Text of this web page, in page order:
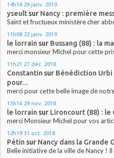
14h16 29 janv. 2019
yseultsur Nancy : première
Saint et fructueux ministère cher
11h08 22 janv. 2019
le lorrain sur Bussang (88) : la
merci monsieur Michel pour cette
11h21 27 déc. 2018
Constantin sur Bénédiction Urbi
pour...
merci pour cette belle image de
13h16 29 nov. 2018
le lorrain sur Lironcourt (88) : le
merci Monsieur Michel pour vos
12h19 31 oct. 2018
Pétin sur Nancy dans la Grande
Belle initiative de la ville de Nancy !